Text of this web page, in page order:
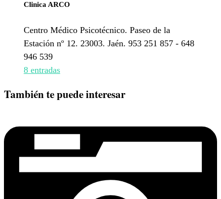
Clinica ARCO
Centro Médico Psicotécnico. Paseo de la
Estación nº 12. 23003. Jaén. 953 251 857 - 648
946 539
8 entradas
También te puede interesar